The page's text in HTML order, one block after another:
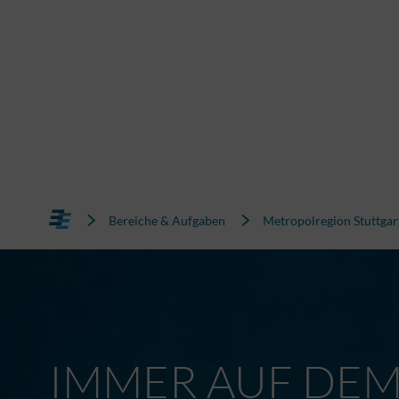
Bereiche & Aufgaben Metropolregion
IMMER AUF